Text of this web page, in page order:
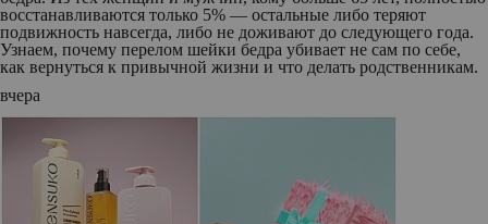
восстанавливаются только 5% — остальные либо теряют
подвижность навсегда, либо не доживают до следующего года.
Узнаем, почему перелом шейки бедра убивает не сам по себе,
как вернуться к привычной жизни и что делать родственникам.
вчера